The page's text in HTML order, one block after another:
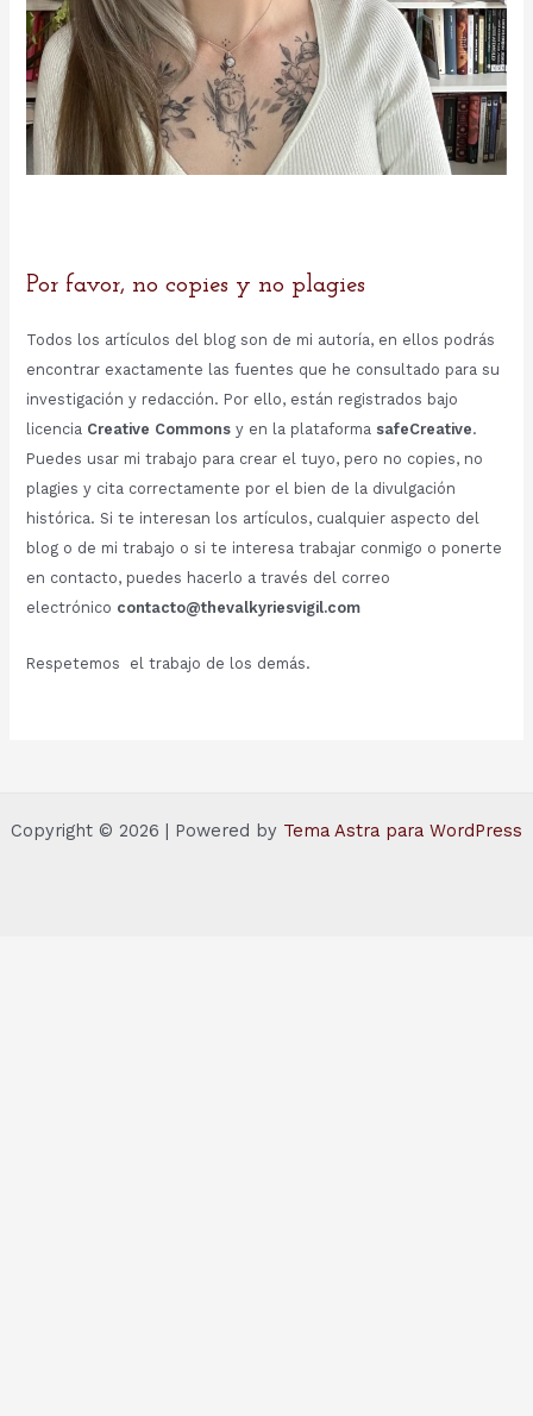
Por favor, no copies y no plagies
Todos los artículos del blog son de mi autoría, en ellos podrás
encontrar exactamente las fuentes que he consultado para su
investigación y redacción. Por ello, están registrados bajo
licencia Creative Commonsy en la plataforma safeCreative.
Puedes usar mi trabajo para crear el tuyo, pero no copies, no
plagies y cita correctamente por el bien de la divulgación
histórica. Si te interesan los artículos, cualquier aspecto del
blog o de mi trabajo o si te interesa trabajar conmigo o ponerte
en contacto, puedes hacerlo a través del correo
electrónico contacto@thevalkyriesvigil.com
Respetemos el trabajo de los demás.
Copyright © 2026 | Powered by Tema Astra para WordPress